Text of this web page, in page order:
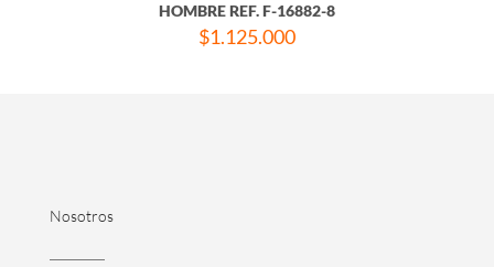
HOMBRE REF. F-16882-8
$1.125.000
Nosotros